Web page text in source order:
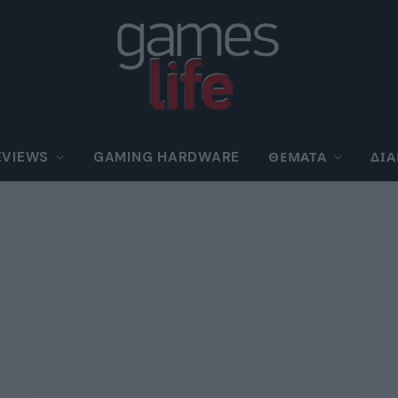
GAMING HARDWARE ΘΈΜΑΤΑ